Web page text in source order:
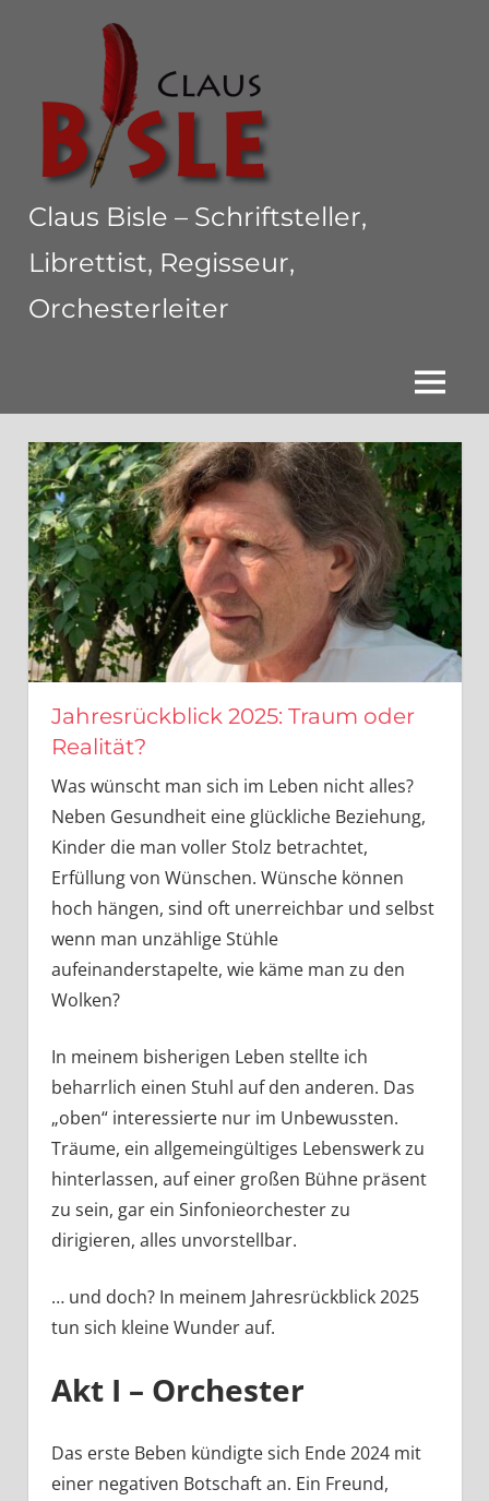
Claus Bisle – Schriftsteller,
Librettist, Regisseur,
Orchesterleiter
zur
und
die
Schwebewesentiologie
MENÜ
Jahresrückblick 2025: Traum oder
Realität?
Was wünscht man sich im Leben nicht alles?
Neben Gesundheit eine glückliche Beziehung,
Kinder die man voller Stolz betrachtet,
Erfüllung von Wünschen. Wünsche können
hoch hängen, sind oft unerreichbar und selbst
wenn man unzählige Stühle
aufeinanderstapelte, wie käme man zu den
Wolken?
In meinem bisherigen Leben stellte ich
beharrlich einen Stuhl auf den anderen. Das
„oben“ interessierte nur im Unbewussten.
Träume, ein allgemeingültiges Lebenswerk zu
hinterlassen, auf einer großen Bühne präsent
zu sein, gar ein Sinfonieorchester zu
dirigieren, alles unvorstellbar.
… und doch? In meinem Jahresrückblick 2025
tun sich kleine Wunder auf.
Akt I – Orchester
Das erste Beben kündigte sich Ende 2024 mit
einer negativen Botschaft an. Ein Freund,